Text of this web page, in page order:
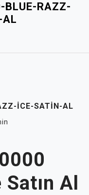
RAZZ-
AL
ICE-SATIN-AL
Al